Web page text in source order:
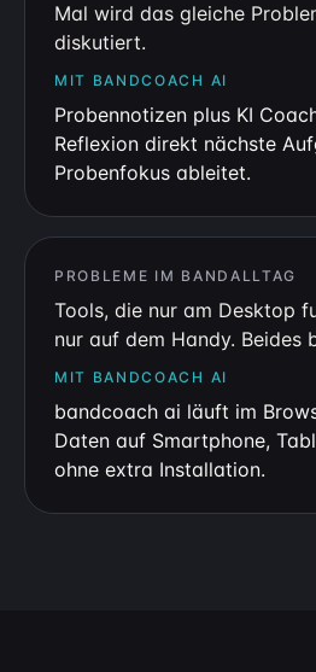
Mal wird das gleiche
diskutiert.
MIT BANDCOACH AI
Probennotizen plus KI
Reflexion direkt nächste
Probenfokus ableitet.
PROBLEME IM BANDALLTAG
Tools, die nur am Desktop
nur auf dem Handy. Beides
MIT BANDCOACH AI
bandcoach ai läuft im
Daten auf Smartphone,
ohne extra Installation.